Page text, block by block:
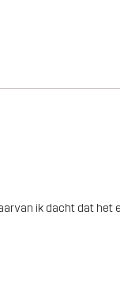
ik dacht dat het